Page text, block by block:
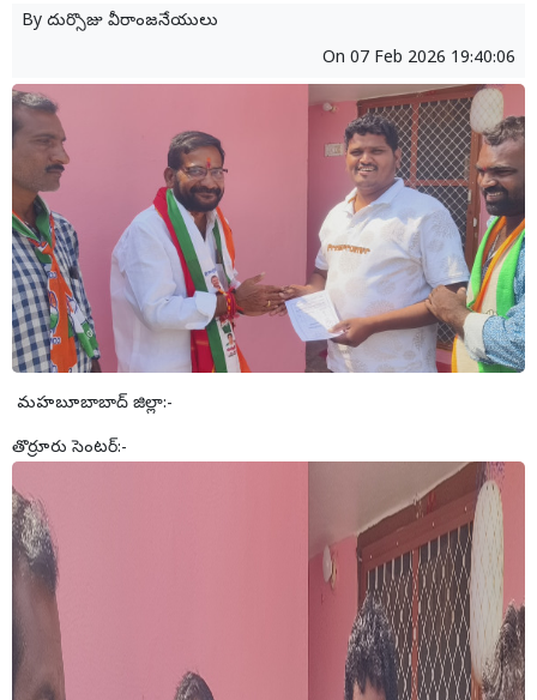
By దుర్సొజు వీరాంజనేయులు
On 07 Feb 2026 19:40:06
మహబూబాబాద్ జిల్లా:-
తొర్రూరు సెంటర్:-